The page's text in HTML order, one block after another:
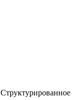
Структурированное